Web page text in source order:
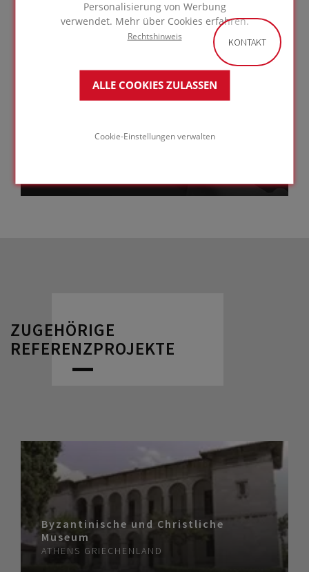
Personalisierung von Werbung
verwendet. Mehr über Cookies erfahren.
Rechtshinweis
ALLE COOKIES ZULASSEN
Cookie-Einstellungen verwalten
Gewölbte, gerundete, konkave oder
Konvexe Dachflächen
mit Dachziegeln -
Stahltrapezblech
ZUR LÖSUNG
ZUGEHÖRIGE
REFERENZPROJEKTE
Byzantinische und Christliche
Museum
ATHENS GRIECHENLAND
KONTAKT